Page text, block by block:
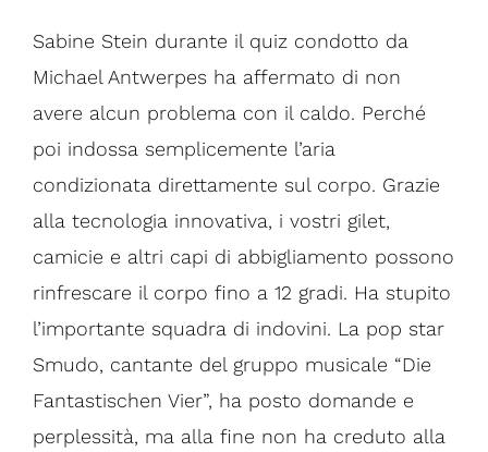
Sabine Stein durante il quiz condotto da
Michael Antwerpes ha affermato di non
avere alcun problema con il caldo. Perché
poi indossa semplicemente l’aria
condizionata direttamente sul corpo. Grazie
alla tecnologia innovativa, i vostri gilet,
camicie e altri capi di abbigliamento possono
rinfrescare il corpo fino a 12 gradi. Ha stupito
l’importante squadra di indovini. La pop star
Smudo, cantante del gruppo musicale “Die
Fantastischen Vier”, ha posto domande e
perplessità, ma alla fine non ha creduto alla